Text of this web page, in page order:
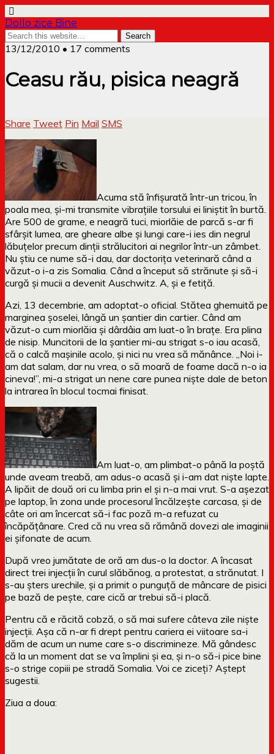
Dollo zice Bine
13/12/2010 • 17 comments
Ceasu rău, pisica neagră
Share Tweet Pin Mail SMS
Acuma stă înfișurată într-un tricou, în
poala mea, și-mi transmite vibrațiile torsului ei liniștit în burtă.
Are 500 de grame, e neagră tuci, miorlăie de parcă s-ar fi
sfârșit lumea, are gheare albe și lungi care-i ies din negrul
lăbuțelor precum dinții strălucitori ai negrilor într-un zâmbet.
Nu știu ce nume să-i dau, dar doctorița veterinară când a
văzut-o i-a zis Somalia. Când a început să strănute și să-i
curgă și mucii a devenit Auschwitz. A, și e fetiță.
Azi, 13 decembrie, am adoptat-o oficial. Stătea ghemuită pe
marginea șoselei, lângă un șantier din cartier. Când am
văzut-o cum miorlăia și dârdâia am luat-o în brațe. Era plina
de nisip. Muncitorii de la șantier mi-au strigat s-o iau acasă,
că o calcă mașinile acolo, și nici nu vrea să mănânce. „Noi i-
am dat salam, dar nu vrea, o să moară de foame dacă n-o ia
cineva!”, mi-a strigat un nene care punea niște dale de beton
la intrarea în blocul tocmai finisat.
Am luat-o, am plimbat-o până la poștă
unde aveam treabă, am adus-o acasă și i-am dat niște lapte.
A lipăit de două ori cu limba prin el și n-a mai vrut. S-a așezat
pe laptop, în zona unde procesorul încălzește carcasa, și de
câte ori am încercat să-i fac poză m-a refuzat cu
încăpățânare. Cred că nu vrea să rămână dovezi ale imaginii
ei șifonate de acum.
După vreo jumătate de oră am dus-o la doctor. A încasat
direct trei injecții în curul slăbănog, a protestat, a strănutat. I
s-au șters urechile, și a primit o punguță de mâncare de pisici
pe bază de pește, care cică ar trebui să-i placă.
Pentru că e răcită cobză, o să mai sufere câteva zile niște
injecții. Așa că n-ar fi drept pentru cariera ei viitoare sa-i
dăm de acum un nume care s-o discrimineze. Mă gândesc
că la un moment dat se va împlini și ea, și n-o să-i pice bine
s-o strige copiii pe stradă Somalia. Voi ce ziceți? Aștept
sugestii.
Ziua a doua: